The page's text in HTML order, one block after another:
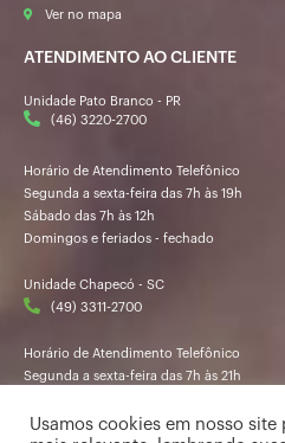
Ver no mapa
ATENDIMENTO AO CLIENTE
Unidade Pato Branco - PR
(46) 3220-2700
Horário de Atendimento Telefônico
Segunda a sexta-feira das 7h às 19h
Sábado das 7h às 12h
Domingos e feriados - fechado
Unidade Chapecó - SC
(49) 3311-2700
Horário de Atendimento Telefônico
Segunda a sexta-feira das 7h às 21h
Domingos e feriados - fechado
Usamos cookies em nosso